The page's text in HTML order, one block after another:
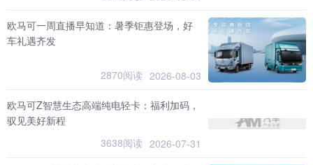
欧马可一周直播早知道：暑季钜惠登场，好
车礼遇齐发
2870阅读 2026-08-03
欧马可Z智慧生态高端纯电轻卡：福利加码，
驭见美好新程
3638阅读 2026-07-31